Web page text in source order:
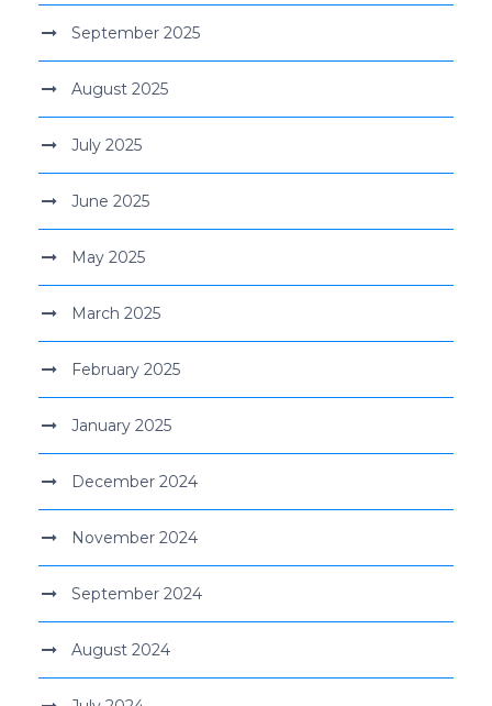
September 2025
August 2025
July 2025
June 2025
May 2025
March 2025
February 2025
January 2025
December 2024
November 2024
September 2024
August 2024